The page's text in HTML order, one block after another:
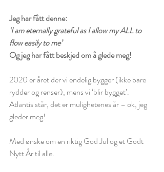
Jeg har fått denne:
‘I am eternally grateful as I allow my ALL to
flow easily to me’
Og jeg har fått beskjed om å glede meg!
2020 er året der vi endelig bygger (ikke bare
rydder og renser), mens vi ‘blir bygget’.
Atlantis står, det er mulighetenes år – ok, jeg
gleder meg!
Med ønske om en riktig God Jul og et Godt
Nytt År til alle.